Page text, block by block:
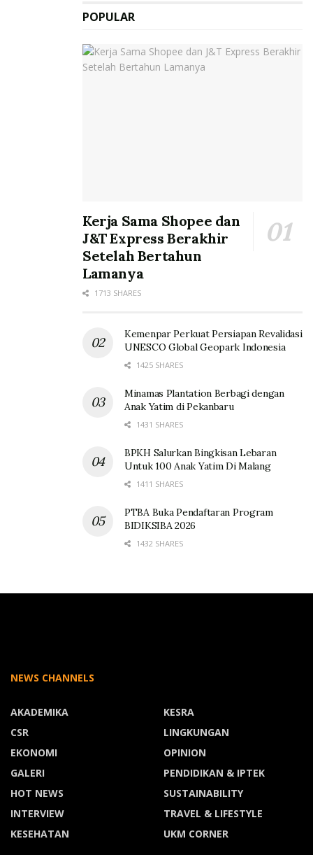
POPULAR
Kerja Sama Shopee dan
J&T Express Berakhir
Setelah Bertahun
Lamanya
1713 SHARES
Kemenpar Perkuat Persiapan Revalidasi
UNESCO Global Geopark Indonesia
1425 SHARES
Minamas Plantation Berbagi dengan
Anak Yatim di Pekanbaru
1431 SHARES
BPKH Salurkan Bingkisan Lebaran
Untuk 100 Anak Yatim Di Malang
1411 SHARES
PTBA Buka Pendaftaran Program
BIDIKSIBA 2026
1432 SHARES
NEWS CHANNELS
AKADEMIKA
CSR
EKONOMI
GALERI
HOT NEWS
INTERVIEW
KESEHATAN
KESRA
LINGKUNGAN
OPINION
PENDIDIKAN & IPTEK
SUSTAINABILITY
TRAVEL & LIFESTYLE
UKM CORNER